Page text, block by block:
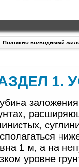
Поэтапно возводимый
1.
1 м, а на
уровне